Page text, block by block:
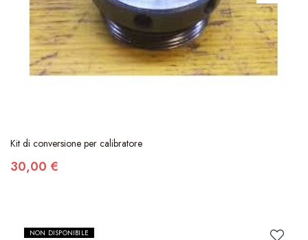
Kit di conversione per calibratore
30,00 €
NON DISPONIBILE